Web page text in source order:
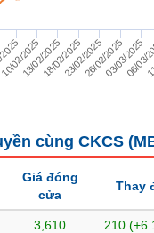
10/02/202513/02/202518/02/202523/02/202526/02/202503/03/2025
06/
cùng CKCS (
Giá đóng
cửa
Thay
3,610 210
THÔNG TIN
SẢN
(-)